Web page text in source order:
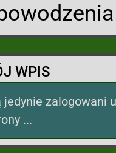
WPIS
zalogowani
...